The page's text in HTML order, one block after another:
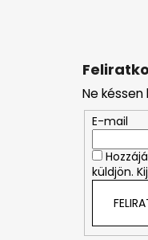
Ne
E-mail
küldjön.